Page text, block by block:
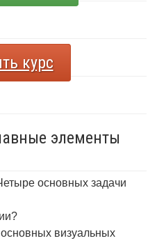
курс
элементы
основных задачи
визуальных